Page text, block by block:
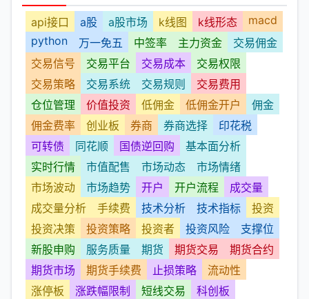
api接口 a股 a股市场 k线图 k线形态
macd
python
万一免五 中签率 主力资金
交易佣金
交易信号
交易平台 交易成本
交易权限
交易策略
交易系统 交易规则
交易费用
仓位管理
价值投资 低佣金 低佣金开户
佣金
佣金费率
创业板 券商 券商选择
印花税
可转债
同花顺 国债逆回购
基本面分析
实时行情
市值配售 市场动态
市场情绪
市场波动
市场趋势 开户 开户流程
成交量
成交量分析
手续费 技术分析 技术指标
投资
投资决策
投资策略 投资者 投资风险
支撑位
新股申购
服务质量 期货 期货交易
期货合约
期货市场
期货手续费 止损策略
流动性
涨停板
涨跌幅限制 短线交易
科创板